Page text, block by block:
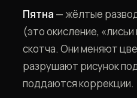
Пятна — жёлтые
(это окисление,
скотча. Они меняют
разрушают рисунок
поддаются коррекции.